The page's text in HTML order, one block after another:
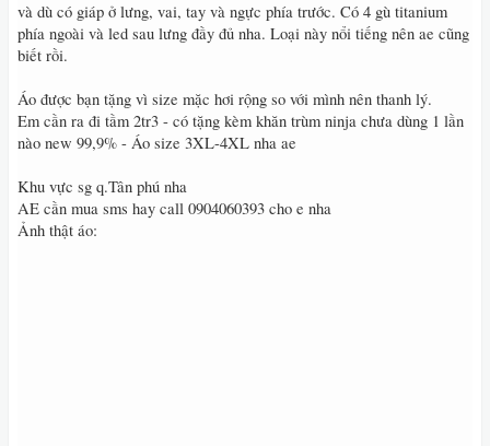
và dù có giáp ở lưng, vai, tay và ngực phía trước. Có 4 gù titanium
phía ngoài và led sau lưng đầy đủ nha. Loại này nổi tiếng nên ae cũng
biết rồi.
Áo được bạn tặng vì size mặc hơi rộng so với mình nên thanh lý.
Em cần ra đi tầm 2tr3 - có tặng kèm khăn trùm ninja chưa dùng 1 lần
nào new 99,9% - Áo size 3XL-4XL nha ae
Khu vực sg q.Tân phú nha
AE cần mua sms hay call 0904060393 cho e nha
Ảnh thật áo: